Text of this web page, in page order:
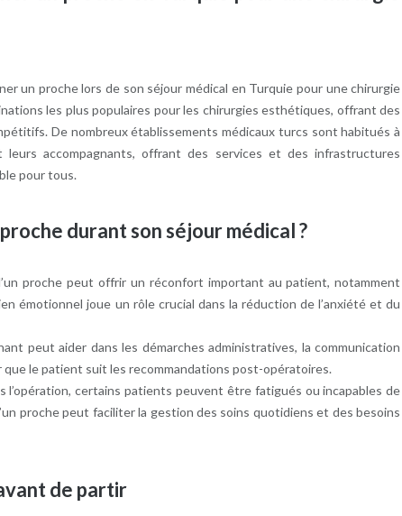
un proche lors de son séjour médical en Turquie pour une chirurgie
les plus populaires pour les chirurgies esthétiques, offrant des
De nombreux établissements médicaux turcs sont habitués à
accompagnants, offrant des services et des infrastructures
pour tous.
durant son séjour médical ?
proche peut offrir un réconfort important au patient, notamment
émotionnel joue un rôle crucial dans la réduction de l’anxiété et du
peut aider dans les démarches administratives, la communication
que le patient suit les recommandations post-opératoires.
l’opération, certains patients peuvent être fatigués ou incapables de
proche peut faciliter la gestion des soins quotidiens et des besoins
de partir